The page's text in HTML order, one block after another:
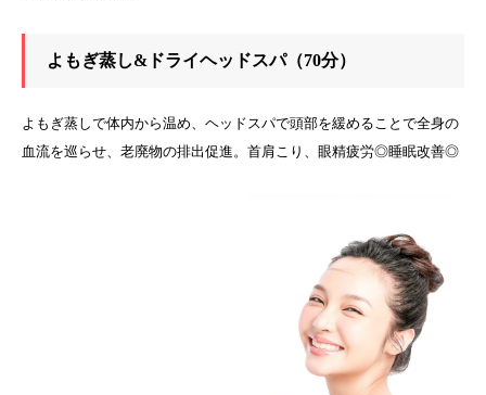
よもぎ蒸し&ドライヘッドスパ（70分）
よもぎ蒸しで体内から温め、ヘッドスパで頭部を緩めることで全身の
血流を巡らせ、老廃物の排出促進。首肩こり、眼精疲労◎睡眠改善◎